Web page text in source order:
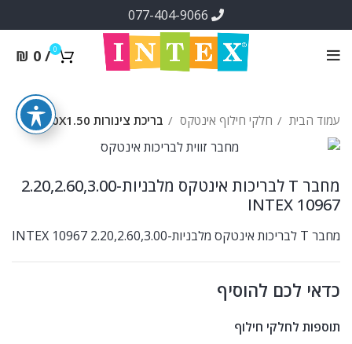
0
/
₪ 0
עמוד הבית חלקי חילוף אינטקס בריכת צינורות 2.20X1.50
מחבר T לבריכות אינטקס מלבניות-2.20,2.60,3.00
INTEX 10967
מחבר T לבריכות אינטקס מלבניות-2.20,2.60,3.00 INTEX 10967
כדאי לכם להוסיף
תוספות לחלקי חילוף